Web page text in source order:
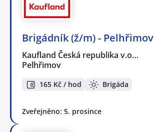
Brigádník (ž/m) - Pelhřimov
Kaufland Česká republika v.o…
Pelhřimov
165 Kč / hod Brigáda
Zveřejněno: 5. prosince